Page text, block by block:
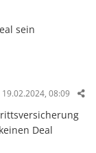
sein
19.02.2024, 08:09
Deal